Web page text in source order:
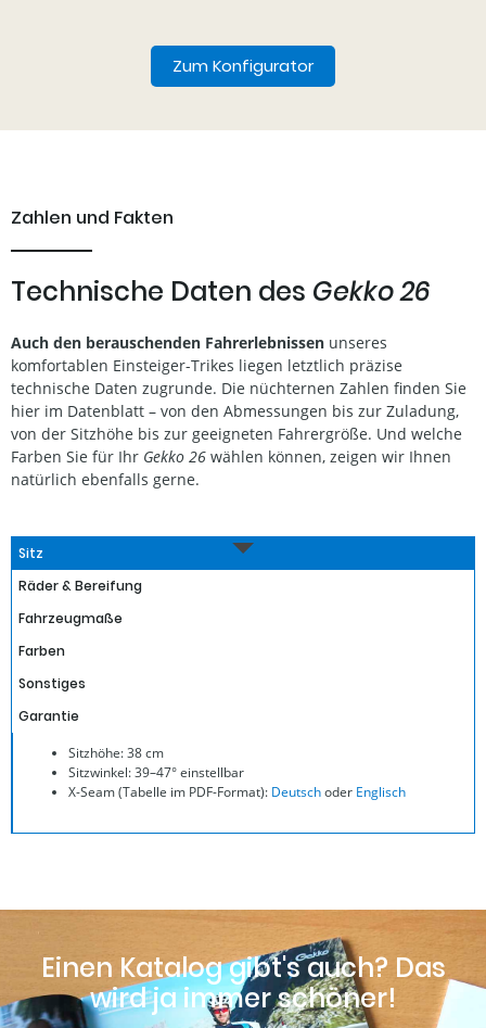
Zum Konfigurator
Zahlen und Fakten
Technische Daten des Gekko 26
Auch den berauschenden Fahrerlebnissen unseres
komfortablen Einsteiger-Trikes liegen letztlich präzise
technische Daten zugrunde. Die nüchternen Zahlen finden Sie
hier im Datenblatt – von den Abmessungen bis zur Zuladung,
von der Sitzhöhe bis zur geeigneten Fahrergröße. Und welche
Farben Sie für Ihr Gekko 26 wählen können, zeigen wir Ihnen
natürlich ebenfalls gerne.
Sitz
Räder & Bereifung
Fahrzeugmaße
Farben
Sonstiges
Garantie
Sitzhöhe: 38 cm
Sitzwinkel: 39–47° einstellbar
X-Seam (Tabelle im PDF-Format): Deutschoder Englisch
Einen Katalog gibt's auch? Das
wird ja immer schöner!